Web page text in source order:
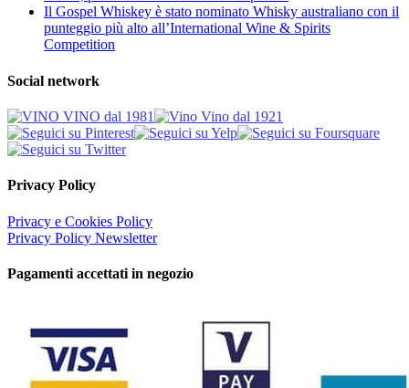
Il Gospel Whiskey è stato nominato Whisky australiano con il
punteggio più alto all’International Wine & Spirits
Competition
Social network
Privacy Policy
Privacy e Cookies Policy
Privacy Policy Newsletter
Pagamenti accettati in negozio